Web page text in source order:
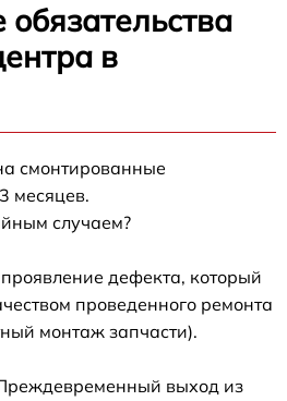
в
смонтированные
месяцев.
случаем?
дефекта, который
проведенного ремонта
монтаж запчасти).
выход из